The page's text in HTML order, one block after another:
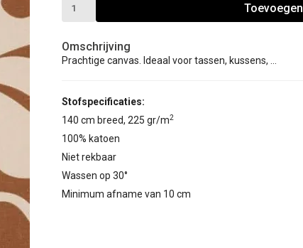
Toevoegen
Omschrijving
Prachtige canvas. Ideaal voor tassen, kussens, …
Stofspecificaties:
140 cm breed, 225 gr/m2
100% katoen
Niet rekbaar
Wassen op 30°
Minimum afname van 10 cm